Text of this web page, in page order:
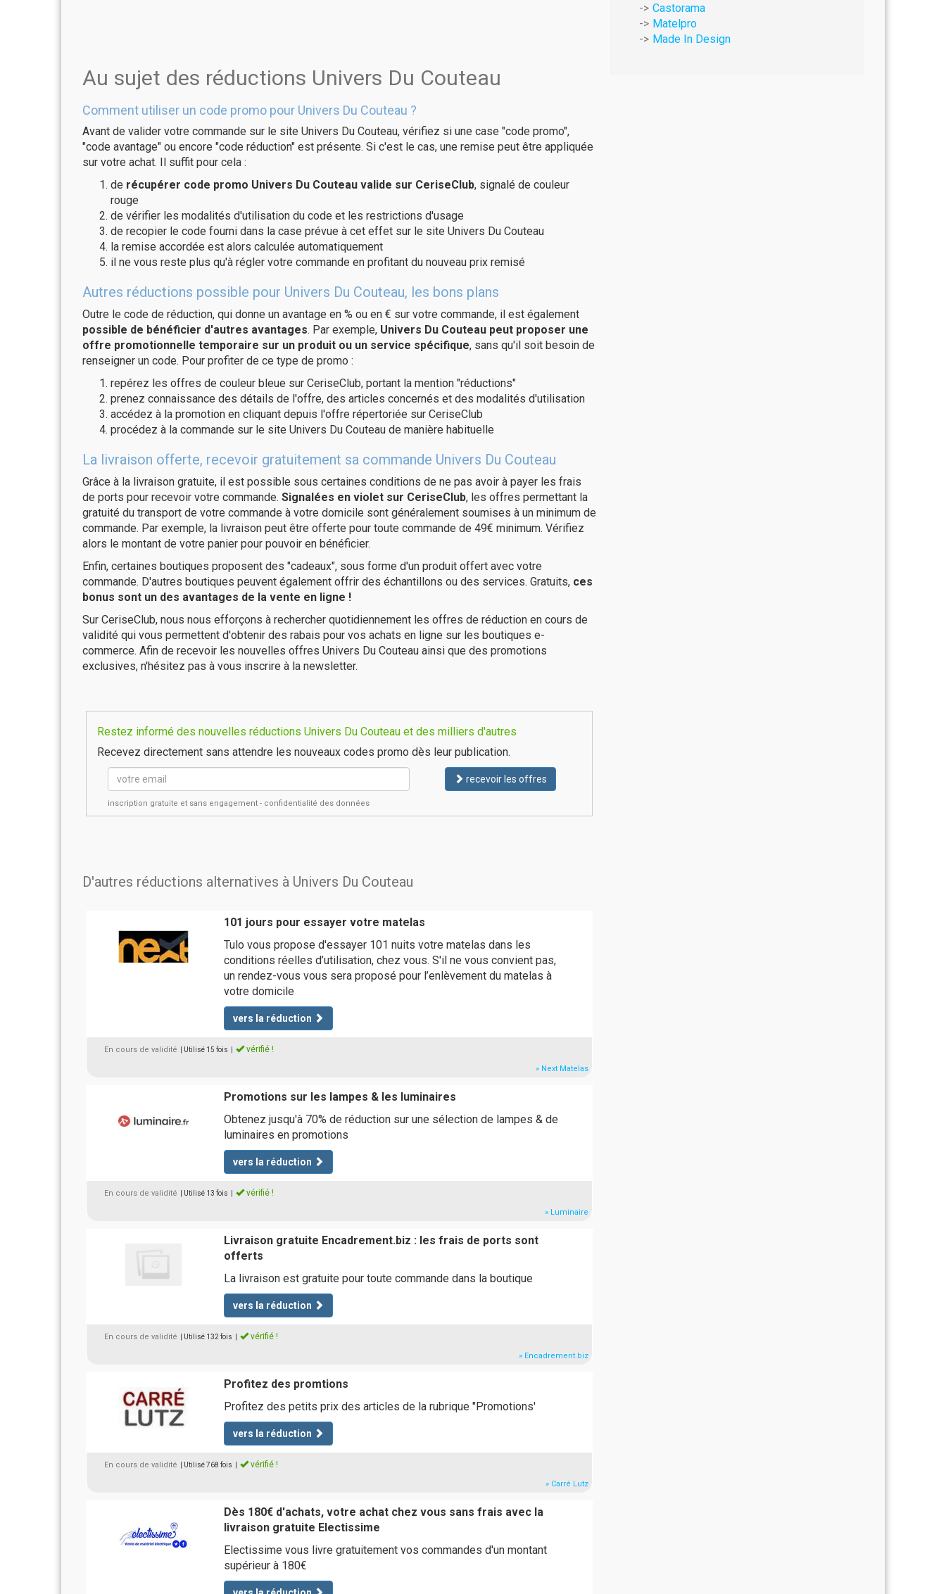
Au sujet des réductions Univers Du Couteau
Comment utiliser un code promo pour Univers Du Couteau ?
Avant de valider votre commande sur le site Univers Du Couteau, vérifiez si une case "code promo",
"code avantage" ou encore "code réduction" est présente. Si c'est le cas, une remise peut être appliquée
sur votre achat. Il suffit pour cela :
de récupérer code promo Univers Du Couteau valide sur CeriseClub, signalé de couleur
rouge
de vérifier les modalités d'utilisation du code et les restrictions d'usage
de recopier le code fourni dans la case prévue à cet effet sur le site Univers Du Couteau
la remise accordée est alors calculée automatiquement
il ne vous reste plus qu'à régler votre commande en profitant du nouveau prix remisé
Autres réductions possible pour Univers Du Couteau, les bons plans
Outre le code de réduction, qui donne un avantage en % ou en € sur votre commande, il est également
possible de bénéficier d'autres avantages. Par exemple, Univers Du Couteau peut proposer une
offre promotionnelle temporaire sur un produit ou un service spécifique, sans qu'il soit besoin de
renseigner un code. Pour profiter de ce type de promo :
repérez les offres de couleur bleue sur CeriseClub, portant la mention "réductions"
prenez connaissance des détails de l'offre, des articles concernés et des modalités d'utilisation
accédez à la promotion en cliquant depuis l'offre répertoriée sur CeriseClub
procédez à la commande sur le site Univers Du Couteau de manière habituelle
La livraison offerte, recevoir gratuitement sa commande Univers Du Couteau
Grâce à la livraison gratuite, il est possible sous certaines conditions de ne pas avoir à payer les frais
de ports pour recevoir votre commande. Signalées en violet sur CeriseClub, les offres permettant la
gratuité du transport de votre commande à votre domicile sont généralement soumises à un minimum de
commande. Par exemple, la livraison peut être offerte pour toute commande de 49€ minimum. Vérifiez
alors le montant de votre panier pour pouvoir en bénéficier.
Enfin, certaines boutiques proposent des "cadeaux", sous forme d'un produit offert avec votre
commande. D'autres boutiques peuvent également offrir des échantillons ou des services. Gratuits, ces
bonus sont un des avantages de la vente en ligne !
Sur CeriseClub, nous nous efforçons à rechercher quotidiennement les offres de réduction en cours de
validité qui vous permettent d'obtenir des rabais pour vos achats en ligne sur les boutiques e-
commerce. Afin de recevoir les nouvelles offres Univers Du Couteau ainsi que des promotions
exclusives, n'hésitez pas à vous inscrire à la newsletter.
Restez informé des nouvelles réductions Univers Du Couteau et des milliers d'autres
Recevez directement sans attendre les nouveaux codes promo dès leur publication.
recevoir les offres
inscription gratuite et sans engagement - confidentialité des données
D'autres réductions alternatives à Univers Du Couteau
101 jours pour essayer votre matelas
Tulo vous propose d'essayer 101 nuits votre matelas dans les
conditions réelles d’utilisation, chez vous. S'il ne vous convient pas,
un rendez-vous vous sera proposé pour l’enlèvement du matelas à
votre domicile
vers la réduction
En cours de validité | Utilisé 15 fois vérifié !
» Next Matelas
Promotions sur les lampes & les luminaires
Obtenez jusqu'à 70% de réduction sur une sélection de lampes & de
luminaires en promotions
vers la réduction
En cours de validité | Utilisé 13 fois vérifié !
» Luminaire
Livraison gratuite Encadrement.biz : les frais de ports sont
offerts
La livraison est gratuite pour toute commande dans la boutique
vers la réduction
En cours de validité | Utilisé 132 fois vérifié !
» Encadrement.biz
Profitez des promtions
Profitez des petits prix des articles de la rubrique "Promotions'
vers la réduction
En cours de validité | Utilisé 768 fois vérifié !
» Carré Lutz
Dès 180€ d'achats, votre achat chez vous sans frais avec la
livraison gratuite Electissime
Electissime vous livre gratuitement vos commandes d'un montant
supérieur à 180€
Castorama
Matelpro
Made In Design